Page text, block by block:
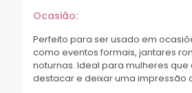
Ocasião:
Perfeito para ser usado em
como eventos formais, jantares
noturnas. Ideal para mulheres que
destacar e deixar uma impressão